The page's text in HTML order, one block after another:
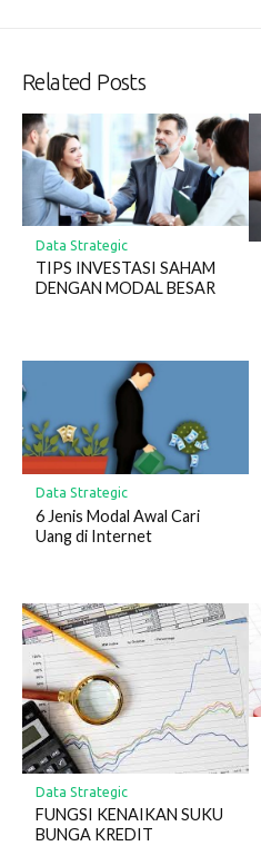
Related Posts
Data Strategic
TIPS INVESTASI SAHAM
DENGAN MODAL BESAR
Data Strategic
6 Jenis Modal Awal Cari
Uang di Internet
Data Strategic
FUNGSI KENAIKAN SUKU
BUNGA KREDIT